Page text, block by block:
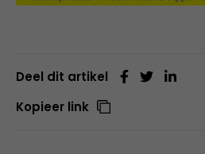
Deel dit artikel
Kopieer link